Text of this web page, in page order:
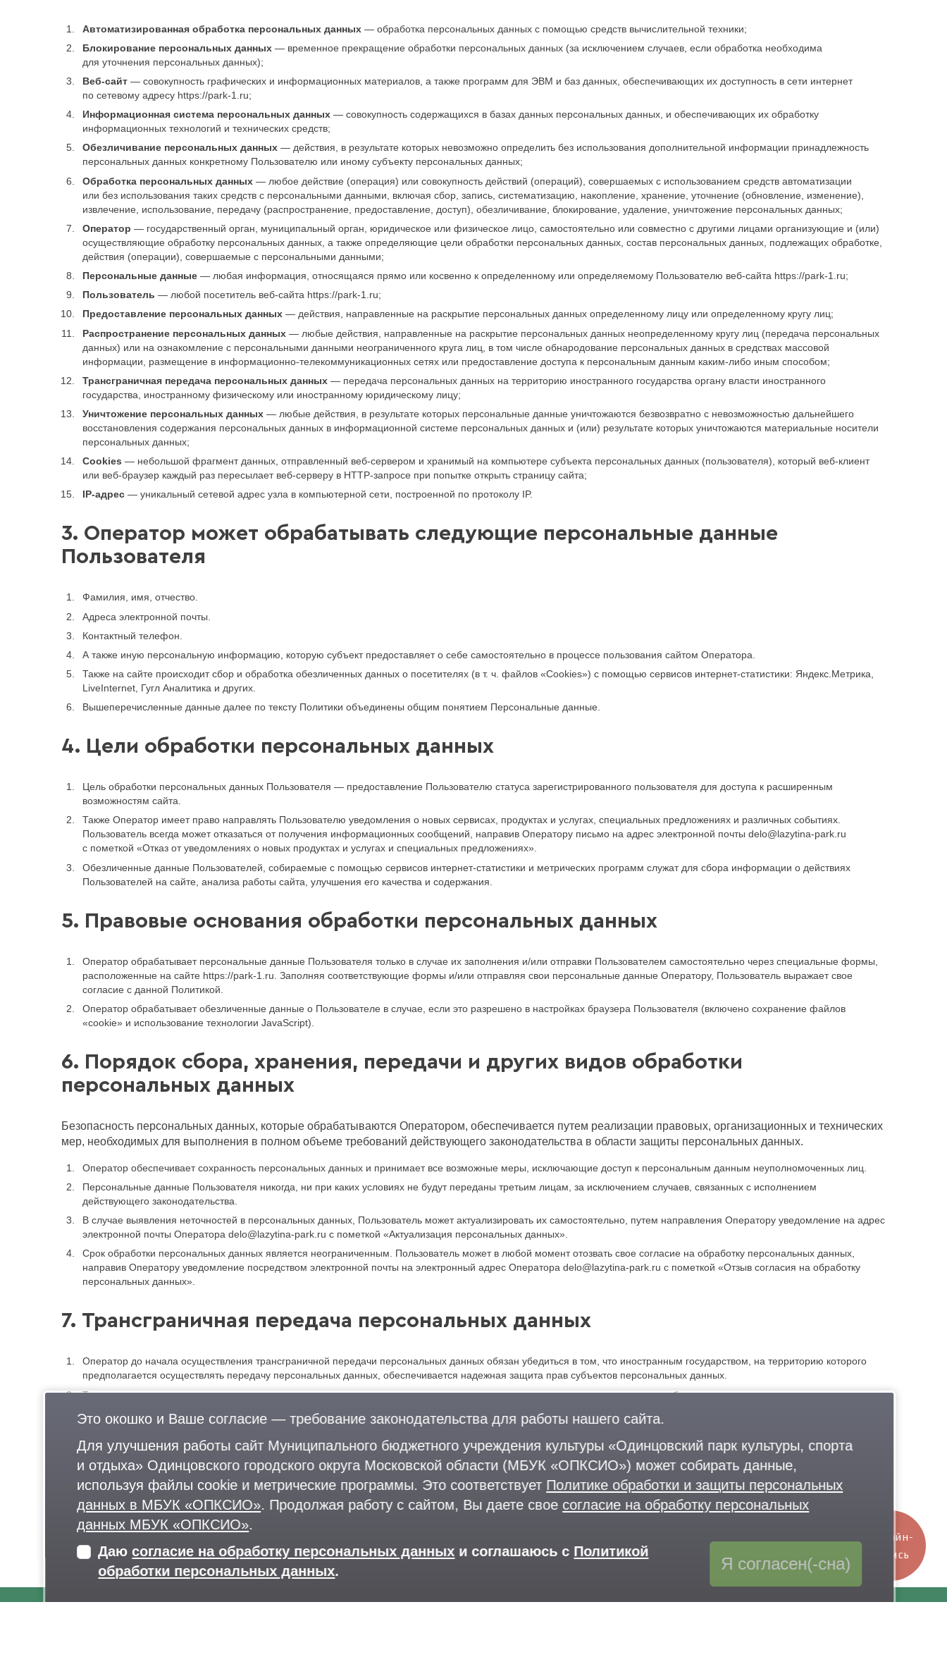
Автоматизированная обработка персональных данных — обработка персональных данных с помощью средств вычислительной техники;
Блокирование персональных данных — временное прекращение обработки персональных данных (за исключением случаев, если обработка необходима
для уточнения персональных данных);
Веб-сайт — совокупность графических и информационных материалов, а также программ для ЭВМ и баз данных, обеспечивающих их доступность в сети интернет
по сетевому адресу https://park-1.ru;
Информационная система персональных данных — совокупность содержащихся в базах данных персональных данных, и обеспечивающих их обработку
информационных технологий и технических средств;
Обезличивание персональных данных — действия, в результате которых невозможно определить без использования дополнительной информации принадлежность
персональных данных конкретному Пользователю или иному субъекту персональных данных;
Обработка персональных данных — любое действие (операция) или совокупность действий (операций), совершаемых с использованием средств автоматизации
или без использования таких средств с персональными данными, включая сбор, запись, систематизацию, накопление, хранение, уточнение (обновление, изменение),
извлечение, использование, передачу (распространение, предоставление, доступ), обезличивание, блокирование, удаление, уничтожение персональных данных;
Оператор — государственный орган, муниципальный орган, юридическое или физическое лицо, самостоятельно или совместно с другими лицами организующие и (или)
осуществляющие обработку персональных данных, а также определяющие цели обработки персональных данных, состав персональных данных, подлежащих обработке,
действия (операции), совершаемые с персональными данными;
Персональные данные — любая информация, относящаяся прямо или косвенно к определенному или определяемому Пользователю веб-сайта https://park-1.ru;
Пользователь — любой посетитель веб-сайта https://park-1.ru;
Предоставление персональных данных — действия, направленные на раскрытие персональных данных определенному лицу или определенному кругу лиц;
Распространение персональных данных — любые действия, направленные на раскрытие персональных данных неопределенному кругу лиц (передача персональных
данных) или на ознакомление с персональными данными неограниченного круга лиц, в том числе обнародование персональных данных в средствах массовой
информации, размещение в информационно-телекоммуникационных сетях или предоставление доступа к персональным данным каким-либо иным способом;
Трансграничная передача персональных данных — передача персональных данных на территорию иностранного государства органу власти иностранного
государства, иностранному физическому или иностранному юридическому лицу;
Уничтожение персональных данных — любые действия, в результате которых персональные данные уничтожаются безвозвратно с невозможностью дальнейшего
восстановления содержания персональных данных в информационной системе персональных данных и (или) результате которых уничтожаются материальные носители
персональных данных;
Cookies — небольшой фрагмент данных, отправленный веб-сервером и хранимый на компьютере субъекта персональных данных (пользователя), который веб-клиент
или веб-браузер каждый раз пересылает веб-серверу в HTTP-запросе при попытке открыть страницу сайта;
IP-адрес — уникальный сетевой адрес узла в компьютерной сети, построенной по протоколу IP.
3. Оператор может обрабатывать следующие персональные данные
Пользователя
Фамилия, имя, отчество.
Адреса электронной почты.
Контактный телефон.
А также иную персональную информацию, которую субъект предоставляет о себе самостоятельно в процессе пользования сайтом Оператора.
Также на сайте происходит сбор и обработка обезличенных данных о посетителях (в т. ч. файлов «Cookies») с помощью сервисов интернет-статистики: Яндекс.Метрика,
LiveInternet, Гугл Аналитика и других.
Вышеперечисленные данные далее по тексту Политики объединены общим понятием Персональные данные.
4. Цели обработки персональных данных
Цель обработки персональных данных Пользователя — предоставление Пользователю статуса зарегистрированного пользователя для доступа к расширенным
возможностям сайта.
Также Оператор имеет право направлять Пользователю уведомления о новых сервисах, продуктах и услугах, специальных предложениях и различных событиях.
Пользователь всегда может отказаться от получения информационных сообщений, направив Оператору письмо на адрес электронной почты delo@lazytina-park.ru
с пометкой «Отказ от уведомлениях о новых продуктах и услугах и специальных предложениях».
Обезличенные данные Пользователей, собираемые с помощью сервисов интернет-статистики и метрических программ служат для сбора информации о действиях
Пользователей на сайте, анализа работы сайта, улучшения его качества и содержания.
5. Правовые основания обработки персональных данных
Оператор обрабатывает персональные данные Пользователя только в случае их заполнения и/или отправки Пользователем самостоятельно через специальные формы,
расположенные на сайте https://park-1.ru. Заполняя соответствующие формы и/или отправляя свои персональные данные Оператору, Пользователь выражает свое
согласие с данной Политикой.
Оператор обрабатывает обезличенные данные о Пользователе в случае, если это разрешено в настройках браузера Пользователя (включено сохранение файлов
«cookie» и использование технологии JavaScript).
6. Порядок сбора, хранения, передачи и других видов обработки
персональных данных
Безопасность персональных данных, которые обрабатываются Оператором, обеспечивается путем реализации правовых, организационных и технических
мер, необходимых для выполнения в полном объеме требований действующего законодательства в области защиты персональных данных.
Оператор обеспечивает сохранность персональных данных и принимает все возможные меры, исключающие доступ к персональным данным неуполномоченных лиц.
Персональные данные Пользователя никогда, ни при каких условиях не будут переданы третьим лицам, за исключением случаев, связанных с исполнением
действующего законодательства.
В случае выявления неточностей в персональных данных, Пользователь может актуализировать их самостоятельно, путем направления Оператору уведомление на адрес
электронной почты Оператора delo@lazytina-park.ru с пометкой «Актуализация персональных данных».
Срок обработки персональных данных является неограниченным. Пользователь может в любой момент отозвать свое согласие на обработку персональных данных,
направив Оператору уведомление посредством электронной почты на электронный адрес Оператора delo@lazytina-park.ru с пометкой «Отзыв согласия на обработку
персональных данных».
7. Трансграничная передача персональных данных
Оператор до начала осуществления трансграничной передачи персональных данных обязан убедиться в том, что иностранным государством, на территорию которого
предполагается осуществлять передачу персональных данных, обеспечивается надежная защита прав субъектов персональных данных.
Трансграничная передача персональных данных на территории иностранных государств, не отвечающих вышеуказанным требованиям, может осуществляться только
стороной которого является субъект персональных данных.
8. Заключительные положения
Пользователь может получить любые разъяснения по интересующим вопросам, касающимся обработки его персональных данных, обратившись к Оператору с помощью
электронной почты delo@lazytina-park.ru.
В данном документе будут отражены любые изменения политики обработки персональных данных Оператором. Политика действует бессрочно до замены ее новой
версией.
Актуальная версия Политики в свободном доступе расположена в сети Интернет по адресу
Онлайн-
запись
Это окошко и Ваше согласие — требование законодательства для работы нашего сайта.
Для улучшения работы сайт Муниципального бюджетного учреждения культуры «Одинцовский парк культуры, спорта
и отдыха» Одинцовского городского округа Московской области (МБУК «ОПКСИО») может собирать данные,
используя файлы cookie и метрические программы. Это соответствует Политике обработки и защиты персональных
данных в МБУК «ОПКСИО». Продолжая работу с сайтом, Вы даете свое согласие на обработку персональных
данных МБУК «ОПКСИО».
Даюсогласие на обработку персональных данных и соглашаюсь с Политикой
обработки персональных данных. Я согласен(-сна)